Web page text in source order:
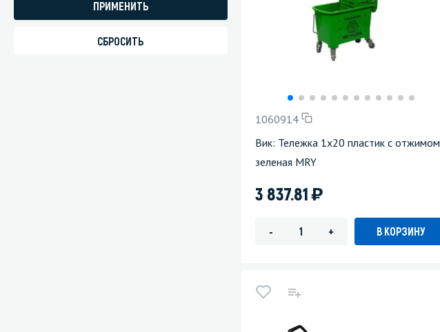
1060914
Вик: Тележка 1х20 пластик с отжимом
зеленая MRY
3 837.81)
- + В КОРЗИНУ